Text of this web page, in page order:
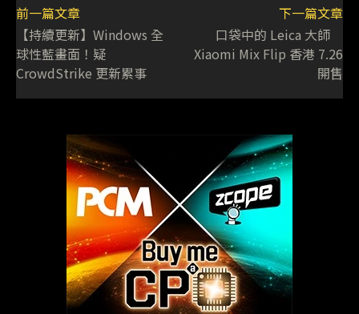
前一篇文章
【持續更新】Windows 全
球性藍畫面！疑
CrowdStrike 更新累事
下一篇文章
口袋中的 Leica 大師
Xiaomi Mix Flip 香港 7.26
開售